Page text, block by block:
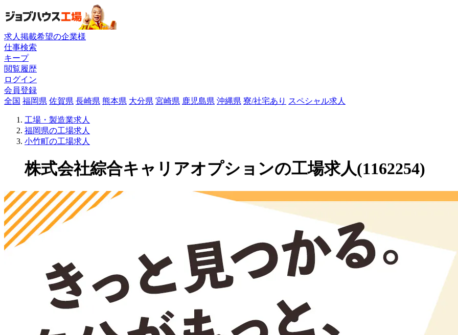
求人掲載希望の企業様
仕事検索
キープ
閲覧履歴
ログイン
会員登録
全国 福岡県 佐賀県 長崎県 熊本県 大分県 宮崎県 鹿児島県 沖縄県 寮/社宅あり スペシャル求人
工場・製造業求人
福岡県の工場求人
小竹町の工場求人
株式会社綜合キャリアオプションの工場求人(1162254)